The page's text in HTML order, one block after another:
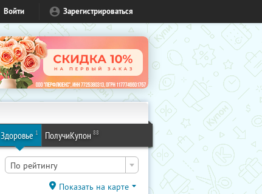
Войти Зарегистрироваться
Здоровье 1 ПолучиКупон 88
По рейтингу
Показать на карте